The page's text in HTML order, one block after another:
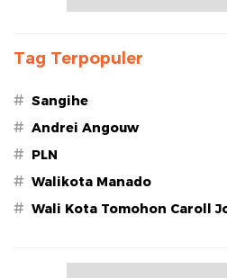
Tag Terpopuler
# Sangihe
# Andrei Angouw
# PLN
# Walikota Manado
# Wali Kota Tomohon Caroll